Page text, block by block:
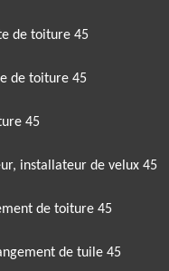
de toiture 45
de toiture 45
45
installateur de velux 45
de toiture 45
de tuile 45